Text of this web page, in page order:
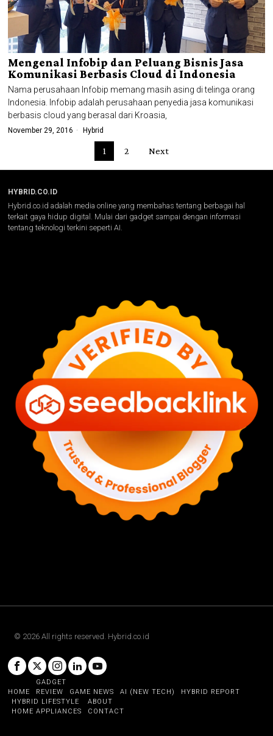
Mengenal Infobip dan Peluang Bisnis Jasa
Komunikasi Berbasis Cloud di Indonesia
Nama perusahaan Infobip memang masih asing di telinga orang
Indonesia. Infobip adalah perusahaan penyedia jasa komunikasi
berbasis cloud yang berasal dari Kroasia,
November 29, 2016 Hybrid
1 2 Next
HYBRID.CO.ID
Hybrid.co.id adalah media online yang membahas tentang berbagai hal
terkait gaya hidup digital. Mulai dari gadget sampai dengan informasi
tentang teknologi terkini seperti AI.
© 2026 All rights reserved. Hybrid.co.id
HOME
GADGET
REVIEW
GAME NEWS AI (NEW TECH)
HYBRID REPORT
HYBRID LIFESTYLE
HOME APPLIANCES
ABOUT
CONTACT